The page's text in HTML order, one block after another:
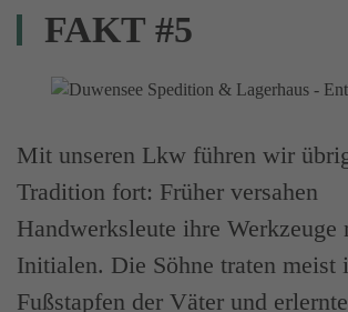
FAKT #5
Mit unseren Lkw führen wir
Tradition fort: Früher versahen
Handwerksleute ihre Werkzeuge
Initialen. Die Söhne traten meist
Fußstapfen der Väter und